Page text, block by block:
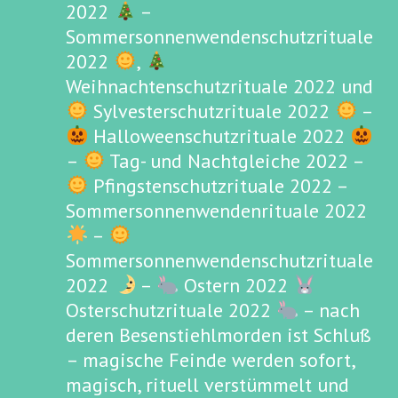
2022
–
Sommersonnenwendenschutzrituale
2022
,
Weihnachtenschutzrituale 2022 und
Sylvesterschutzrituale 2022
–
Halloweenschutzrituale 2022
–
Tag- und Nachtgleiche 2022 –
Pfingstenschutzrituale 2022 –
Sommersonnenwendenrituale 2022
–
Sommersonnenwendenschutzrituale
2022
–
Ostern 2022
Osterschutzrituale 2022
– nach
deren Besenstiehlmorden ist Schluß
– magische Feinde werden sofort,
magisch, rituell verstümmelt und